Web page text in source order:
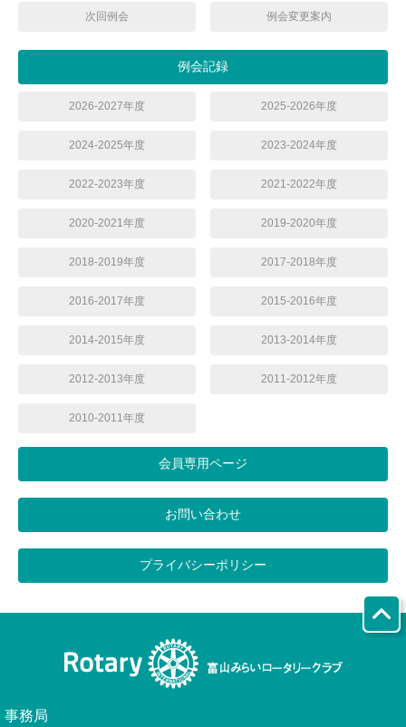
次回例会 例会変更案内
例会記録
2026-2027年度 2025-2026年度
2024-2025年度 2023-2024年度
2022-2023年度 2021-2022年度
2020-2021年度 2019-2020年度
2018-2019年度 2017-2018年度
2016-2017年度 2015-2016年度
2014-2015年度 2013-2014年度
2012-2013年度 2011-2012年度
2010-2011年度
会員専用ページ
お問い合わせ
プライバシーポリシー
事務局